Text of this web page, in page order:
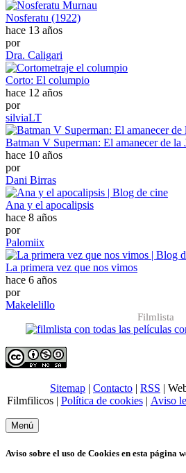
Nosferatu (1922)
hace 13 años
por
Dra. Caligari
Corto: El columpio
hace 12 años
por
silviaLT
Batman V Superman: El amanecer de la
hace 10 años
por
Dani Birras
Ana y el apocalipsis
hace 8 años
por
Palomiix
La primera vez que nos vimos
hace 6 años
por
Makelelillo
Filmlista
Sitemap | Contacto | RSS |
Filmfilicos | Política de cookies| Aviso
Menú
Aviso sobre el uso de Cookies en esta página